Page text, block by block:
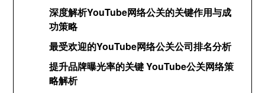
深度解析YouTube网络公关的关键作用与成
功策略
最受欢迎的YouTube网络公关公司排名分析
提升品牌曝光率的关键 YouTube公关网络策
略解析